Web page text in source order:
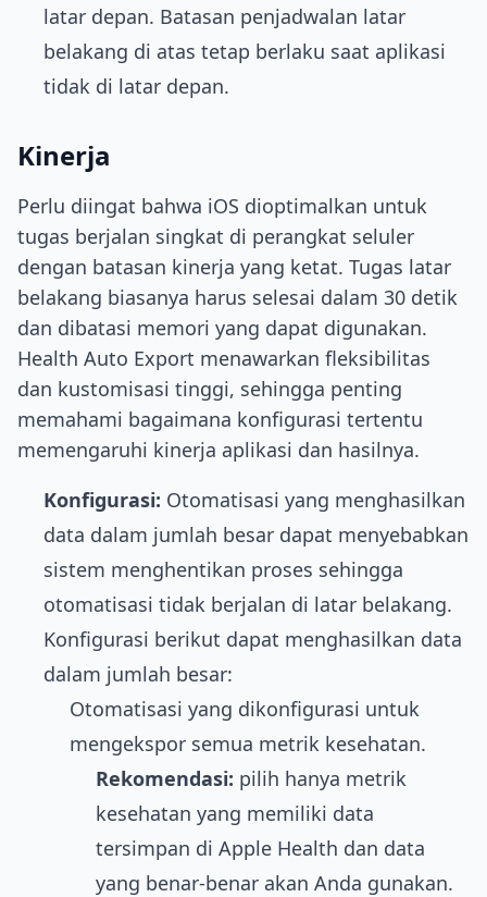
latar depan. Batasan penjadwalan latar
belakang di atas tetap berlaku saat aplikasi
tidak di latar depan.
Kinerja
Perlu diingat bahwa iOS dioptimalkan untuk
tugas berjalan singkat di perangkat seluler
dengan batasan kinerja yang ketat. Tugas latar
belakang biasanya harus selesai dalam 30 detik
dan dibatasi memori yang dapat digunakan.
Health Auto Export menawarkan fleksibilitas
dan kustomisasi tinggi, sehingga penting
memahami bagaimana konfigurasi tertentu
memengaruhi kinerja aplikasi dan hasilnya.
Konfigurasi: Otomatisasi yang menghasilkan
data dalam jumlah besar dapat menyebabkan
sistem menghentikan proses sehingga
otomatisasi tidak berjalan di latar belakang.
Konfigurasi berikut dapat menghasilkan data
dalam jumlah besar:
Otomatisasi yang dikonfigurasi untuk
mengekspor semua metrik kesehatan.
Rekomendasi: pilih hanya metrik
kesehatan yang memiliki data
tersimpan di Apple Health dan data
yang benar-benar akan Anda gunakan.